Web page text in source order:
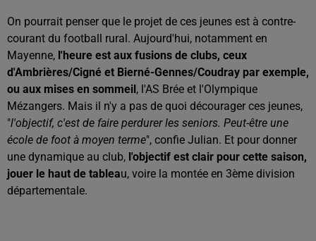
On pourrait penser que le projet de ces jeunes est à contre-
courant du football rural. Aujourd'hui, notamment en
Mayenne, l'heure est aux fusions de clubs, ceux
d'Ambrières/Cigné et Bierné-Gennes/Coudray par exemple,
ou aux mises en sommeil, l'AS Brée et l'Olympique
Mézangers. Mais il n'y a pas de quoi décourager ces jeunes,
"l'objectif, c'est de faire perdurer les seniors. Peut-être une
école de foot à moyen terme", confie Julian. Et pour donner
une dynamique au club, l'objectif est clair pour cette saison,
jouer le haut de tableau, voire la montée en 3ème division
départementale.